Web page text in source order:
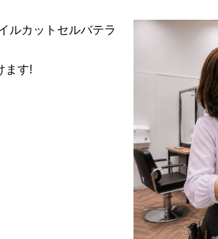
ルカットセルバテラ
ます!